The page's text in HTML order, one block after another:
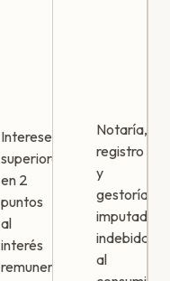
Intereses
superiores
en 2
puntos
al
interés
remuneratorio
Notaría,
registro
y
gestoría
imputados
al